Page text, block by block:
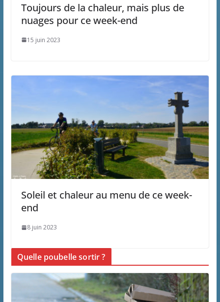
Toujours de la chaleur, mais plus de
nuages pour ce week-end
15 juin 2023
Soleil et chaleur au menu de ce week-
end
8 juin 2023
Quelle poubelle sortir ?